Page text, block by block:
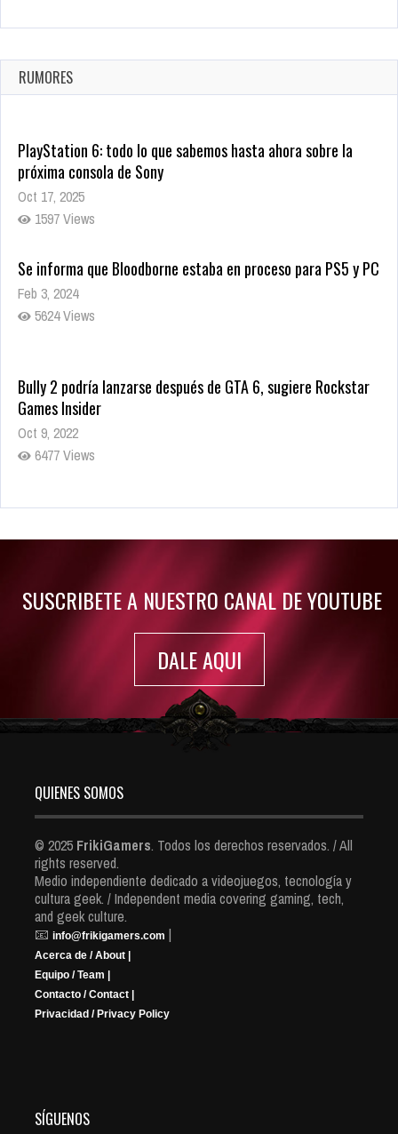
La configuración de Call of Duty 2021 aparentemente ya fue
Ago 8, 2021
9995 Views
RUMORES
PlayStation 6: todo lo que sabemos hasta ahora sobre la
próxima consola de Sony
Oct 17, 2025
1597 Views
Se informa que Bloodborne estaba en proceso para PS5 y PC
Feb 3, 2024
5624 Views
Bully 2 podría lanzarse después de GTA 6, sugiere Rockstar
Games Insider
Oct 9, 2022
6477 Views
Rumor: Se filtran los primeros detalles de Resident Evil 9
SUSCRIBETE A NUESTRO CANAL DE YOUTUBE
DALE AQUI
QUIENES SOMOS
© 2025 FrikiGamers. Todos los derechos reservados. / All
rights reserved.
Medio independiente dedicado a videojuegos, tecnología y
cultura geek. / Independent media covering gaming, tech,
and geek culture.
📧 info@frikigamers.com |
Acerca de / About |
Equipo / Team |
Contacto / Contact |
Privacidad / Privacy Policy
SÍGUENOS